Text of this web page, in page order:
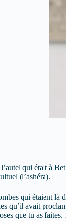
qui était à
(l’ashéra).
qui étaient
qu’il avait
que tu as